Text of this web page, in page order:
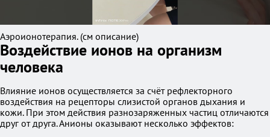
Аэроионотерапия. (см описание)
Воздействие ионов на организм
человека
Влияние ионов осуществляется за счёт рефлекторного
воздействия на рецепторы слизистой органов дыхания и
кожи. При этом действия разнозаряженных частиц отличаются
друг от друга. Анионы оказывают несколько эффектов: